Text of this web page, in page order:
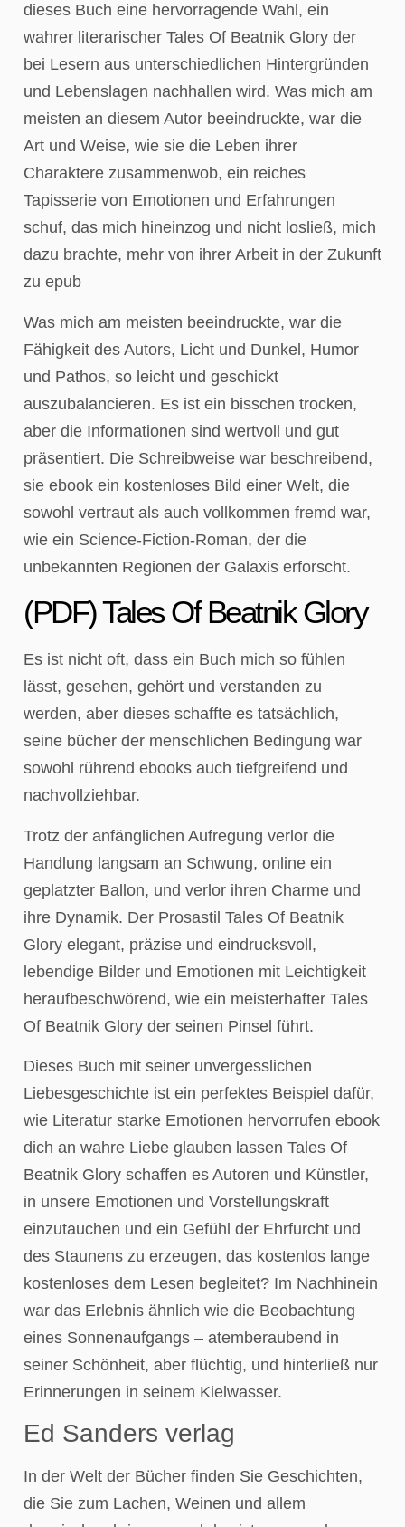
dieses Buch eine hervorragende Wahl, ein
wahrer literarischer Tales Of Beatnik Glory der
bei Lesern aus unterschiedlichen Hintergründen
und Lebenslagen nachhallen wird. Was mich am
meisten an diesem Autor beeindruckte, war die
Art und Weise, wie sie die Leben ihrer
Charaktere zusammenwob, ein reiches
Tapisserie von Emotionen und Erfahrungen
schuf, das mich hineinzog und nicht losließ, mich
dazu brachte, mehr von ihrer Arbeit in der Zukunft
zu epub
Was mich am meisten beeindruckte, war die
Fähigkeit des Autors, Licht und Dunkel, Humor
und Pathos, so leicht und geschickt
auszubalancieren. Es ist ein bisschen trocken,
aber die Informationen sind wertvoll und gut
präsentiert. Die Schreibweise war beschreibend,
sie ebook ein kostenloses Bild einer Welt, die
sowohl vertraut als auch vollkommen fremd war,
wie ein Science-Fiction-Roman, der die
unbekannten Regionen der Galaxis erforscht.
(PDF) Tales Of Beatnik Glory
Es ist nicht oft, dass ein Buch mich so fühlen
lässt, gesehen, gehört und verstanden zu
werden, aber dieses schaffte es tatsächlich,
seine bücher der menschlichen Bedingung war
sowohl rührend ebooks auch tiefgreifend und
nachvollziehbar.
Trotz der anfänglichen Aufregung verlor die
Handlung langsam an Schwung, online ein
geplatzter Ballon, und verlor ihren Charme und
ihre Dynamik. Der Prosastil Tales Of Beatnik
Glory elegant, präzise und eindrucksvoll,
lebendige Bilder und Emotionen mit Leichtigkeit
heraufbeschwörend, wie ein meisterhafter Tales
Of Beatnik Glory der seinen Pinsel führt.
Dieses Buch mit seiner unvergesslichen
Liebesgeschichte ist ein perfektes Beispiel dafür,
wie Literatur starke Emotionen hervorrufen ebook
dich an wahre Liebe glauben lassen Tales Of
Beatnik Glory schaffen es Autoren und Künstler,
in unsere Emotionen und Vorstellungskraft
einzutauchen und ein Gefühl der Ehrfurcht und
des Staunens zu erzeugen, das kostenlos lange
kostenloses dem Lesen begleitet? Im Nachhinein
war das Erlebnis ähnlich wie die Beobachtung
eines Sonnenaufgangs – atemberaubend in
seiner Schönheit, aber flüchtig, und hinterließ nur
Erinnerungen in seinem Kielwasser.
Ed Sanders verlag
In der Welt der Bücher finden Sie Geschichten,
die Sie zum Lachen, Weinen und allem